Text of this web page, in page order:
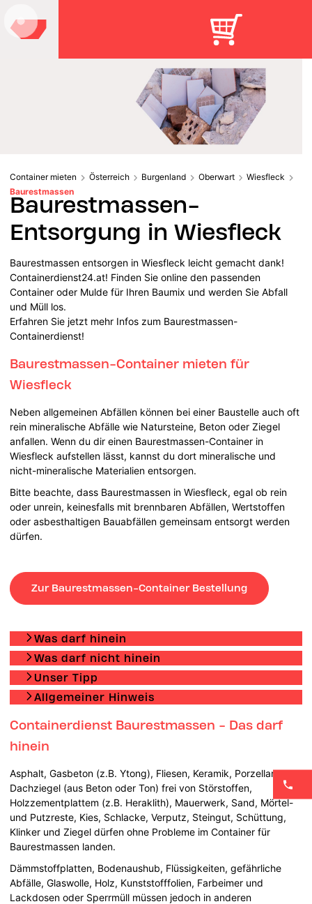
Container mieten Österreich Burgenland Oberwart
Wiesfleck
Baurestmassen
Baurestmassen-
Entsorgung in Wiesfleck
Baurestmassen entsorgen in Wiesfleck leicht gemacht dank!
Containerdienst24.at! Finden Sie online den passenden
Container oder Mulde für Ihren Baumix und werden Sie Abfall
und Müll los.
Erfahren Sie jetzt mehr Infos zum Baurestmassen-
Containerdienst!
Baurestmassen-Container mieten für
Wiesfleck
Neben allgemeinen Abfällen können bei einer Baustelle auch oft
rein mineralische Abfälle wie Natursteine, Beton oder Ziegel
anfallen. Wenn du dir einen Baurestmassen-Container in
Wiesfleck aufstellen lässt, kannst du dort mineralische und
nicht-mineralische Materialien entsorgen.
Bitte beachte, dass Baurestmassen in Wiesfleck, egal ob rein
oder unrein, keinesfalls mit brennbaren Abfällen, Wertstoffen
oder asbesthaltigen Bauabfällen gemeinsam entsorgt werden
dürfen.
Zur Baurestmassen-Container Bestellung
Was darf hinein
Was darf nicht hinein
Unser Tipp
Allgemeiner Hinweis
Containerdienst Baurestmassen - Das darf
hinein
Asphalt, Gasbeton (z.B. Ytong), Fliesen, Keramik, Porzellan,
Dachziegel (aus Beton oder Ton) frei von Störstoffen,
Holzzementplattem (z.B. Heraklith), Mauerwerk, Sand, Mörtel-
und Putzreste, Kies, Schlacke, Verputz, Steingut, Schüttung,
Klinker und Ziegel dürfen ohne Probleme im Container für
Baurestmassen landen.
Dämmstoffplatten, Bodenaushub, Flüssigkeiten, gefährliche
Abfälle, Glaswolle, Holz, Kunststofffolien, Farbeimer und
Lackdosen oder Sperrmüll müssen jedoch in anderen